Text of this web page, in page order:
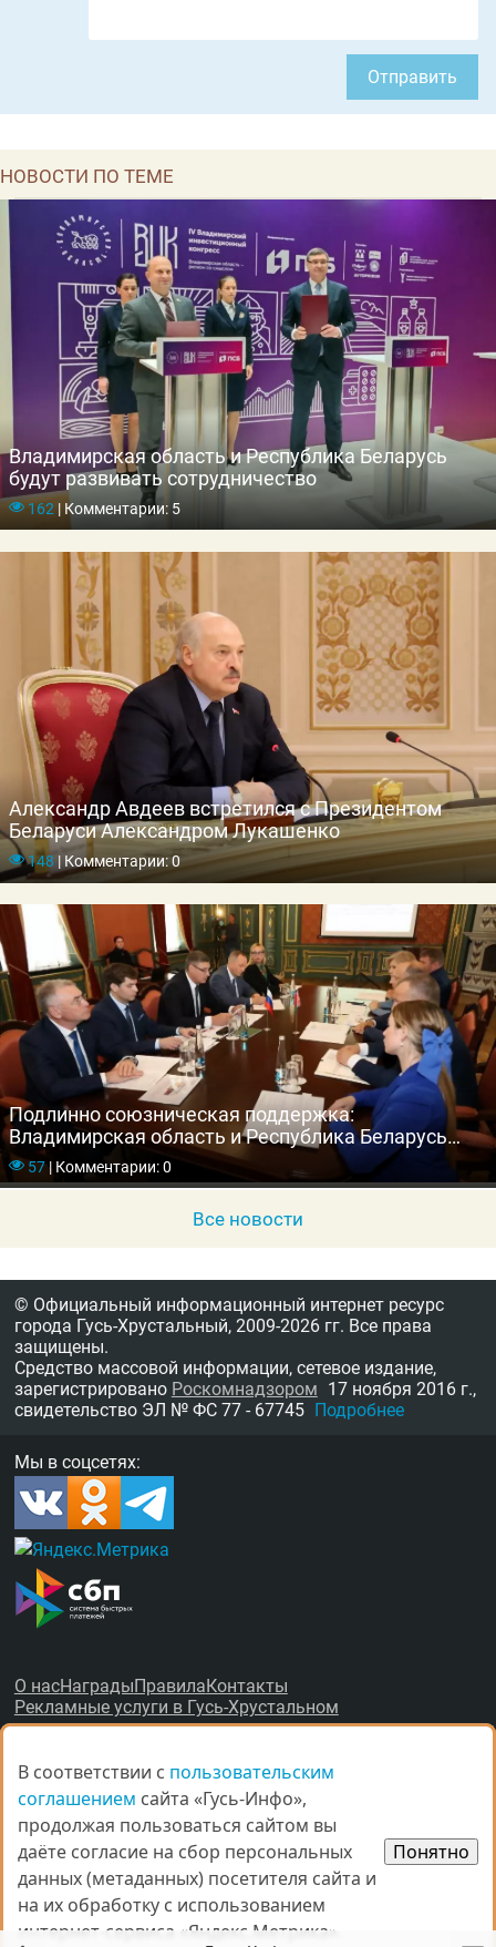
Отправить
НОВОСТИ ПО ТЕМЕ
Владимирская область и Республика Беларусь
будут развивать сотрудничество
162 |Комментарии: 5
Александр Авдеев встретился с Президентом
Беларуси Александром Лукашенко
148 |Комментарии: 0
Подлинно союзническая поддержка:
Владимирская область и Республика Беларусь
укрепляют связи
57|Комментарии: 0
Все новости
© Официальный информационный интернет ресурс
города Гусь-Хрустальный, 2009-2026 гг. Все права
защищены.
Средство массовой информации, сетевое издание,
зарегистрировано Роскомнадзором 17 ноября 2016 г.,
свидетельство ЭЛ № ФС 77 - 67745 Подробнее
Мы в соцсетях:
О насНаградыПравилаКонтакты
Рекламные услуги в Гусь-Хрустальном
© Все права защищены.
При копировании материалов ссыл­ка наgus-info.ru
на.
За содержание рекламных объявлений администра­ция пор­та­
В соответствии с пользовательским
соглашением сайта «Гусь-Инфо»,
продолжая пользоваться сайтом вы
даёте согласие на сбор персональных
данных (метаданных) посетителя сайта и
на их обработку с использованием
интернет-сервиса «Яндекс.Метрика».
Понятно
В соответствии с пользовательским
соглашением сайта «Гусь-Инфо»,
продолжая пользоваться сайтом вы
даёте согласие на сбор персональных
данных (метаданных) посетителя сайта и
на их обработку с использованием
интернет-сервиса «Яндекс.Метрика».
Понятно